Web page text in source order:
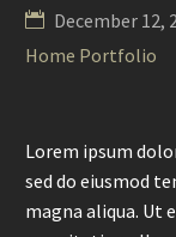
December 12,
Home Portfolio
Lorem ipsum
sed do eiusmod
magna aliqua. Ut